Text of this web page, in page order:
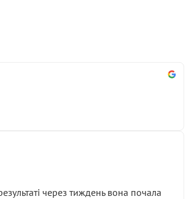
через тиждень вона почала